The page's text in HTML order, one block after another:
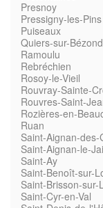
Presnoy
Pressigny-les-Pins
Puiseaux
Quiers-sur-
Ramoulu
Rebréchien
Rosoy-le-Vieil
Rouvray-Sainte-
Rouvres-Saint-
Rozières-en-
Ruan
Saint-Aignan-des-
Saint-Aignan-le-
Saint-Ay
Saint-Benoît-sur-
Saint-Brisson-sur-
Saint-Cyr-en-Val